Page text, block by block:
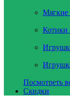
Мягкие
Котики
Посмотреть
Скидки